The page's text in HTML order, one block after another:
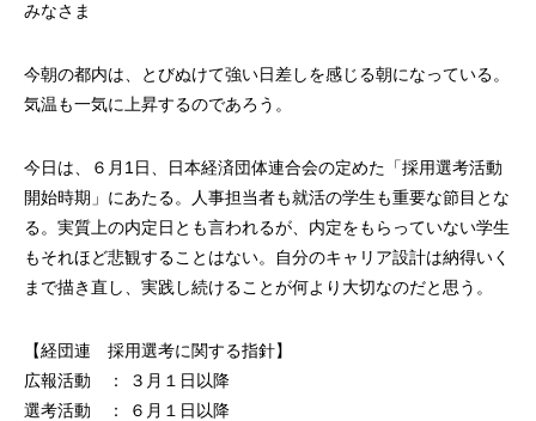
みなさま
今朝の都内は、とびぬけて強い日差しを感じる朝になっている。
気温も一気に上昇するのであろう。
今日は、６月1日、日本経済団体連合会の定めた「採用選考活動
開始時期」にあたる。人事担当者も就活の学生も重要な節目とな
る。実質上の内定日とも言われるが、内定をもらっていない学生
もそれほど悲観することはない。自分のキャリア設計は納得いく
まで描き直し、実践し続けることが何より大切なのだと思う。
【経団連 採用選考に関する指針】
広報活動 ： ３月１日以降
選考活動 ： ６月１日以降